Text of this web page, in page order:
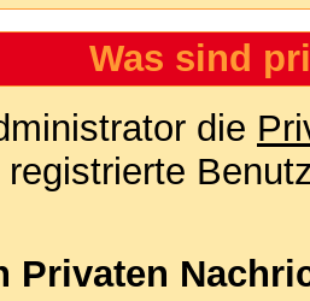
Was sind
die
registrierte
Privaten